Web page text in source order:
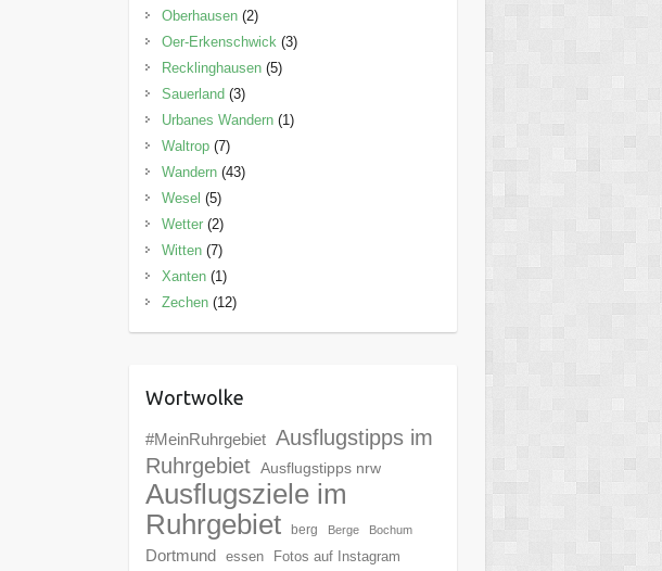
Oberhausen(2)
Oer-Erkenschwick(3)
Recklinghausen(5)
Sauerland (3)
Urbanes Wandern(1)
Waltrop(7)
Wandern(43)
Wesel (5)
Wetter(2)
Witten(7)
Xanten(1)
Zechen(12)
Wortwolke
#MeinRuhrgebiet Ausflugstipps im
Ruhrgebiet Ausflugstipps nrw
Ausflugsziele im
Ruhrgebiet
berg Berge Bochum
Dortmund essen Fotos auf Instagram